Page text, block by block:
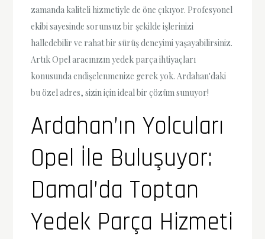
zamanda kaliteli hizmetiyle de öne çıkıyor. Profesyonel
ekibi sayesinde sorunsuz bir şekilde işlerinizi
halledebilir ve rahat bir sürüş deneyimi yaşayabilirsiniz.
Artık Opel aracınızın yedek parça ihtiyaçları
konusunda endişelenmenize gerek yok. Ardahan'daki
bu özel adres, sizin için ideal bir çözüm sunuyor!
Ardahan’ın Yolcuları
Opel İle Buluşuyor:
Damal’da Toptan
Yedek Parça Hizmeti